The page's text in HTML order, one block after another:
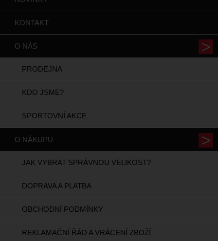
KONTAKT
O NÁS
PRODEJNA
KDO JSME?
SPORTOVNÍ AKCE
O NÁKUPU
JAK VYBRAT SPRÁVNOU VELIKOST?
DOPRAVA A PLATBA
OBCHODNÍ PODMÍNKY
REKLAMAČNÍ ŘÁD A VRÁCENÍ ZBOŽÍ